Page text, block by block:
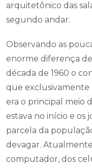
arquitetônico das
segundo andar.
Observando as
enorme diferença
década de 1960 o
que exclusivamente
era o principal meio
estava no início e os
parcela da
devagar.
computador, dos